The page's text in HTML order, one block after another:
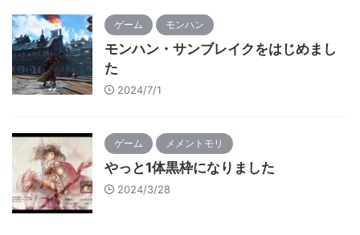
ゲーム モンハン
モンハン・サンブレイクをはじめまし
た
2024/7/1
ゲーム メメントモリ
やっと1体黒枠になりました
2024/3/28